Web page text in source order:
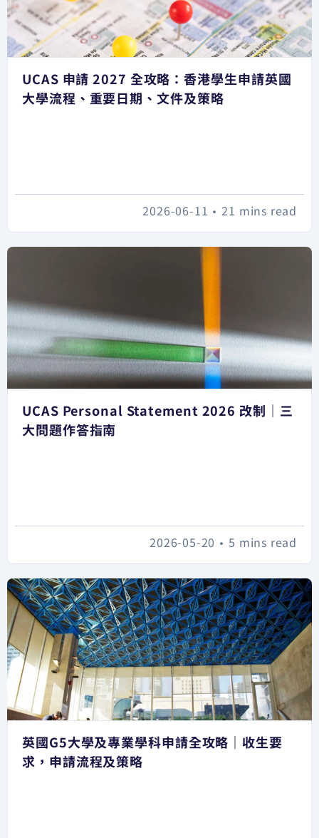
UCAS 申請 2027 全攻略：香港學生申請英國
大學流程、重要日期、文件及策略
21 mins read
•
2026-06-11
UCAS Personal Statement 2026 改制｜三
大問題作答指南
5 mins read
•
2026-05-20
英國G5大學及專業學科申請全攻略｜收生要
求，申請流程及策略